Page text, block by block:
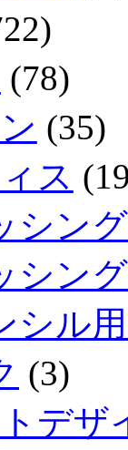
(78)
(35)
ス
シン
シン
シル
(3)
デザ